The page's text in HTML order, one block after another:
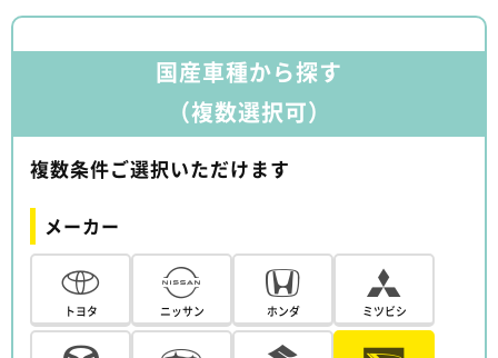
国産車種から探す
（複数選択可）
複数条件ご選択いただけます
メーカー
トヨタ ニッサン ホンダ ミツビシ